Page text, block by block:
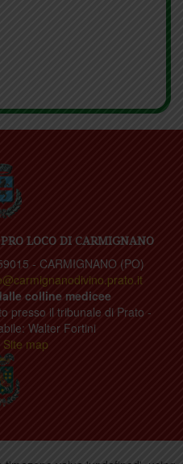
LOCO DI CARMIGNANO
- CARMIGNANO (PO)
colline medicee
presso il tribunale di Prato -
Walter Fortini
Site map